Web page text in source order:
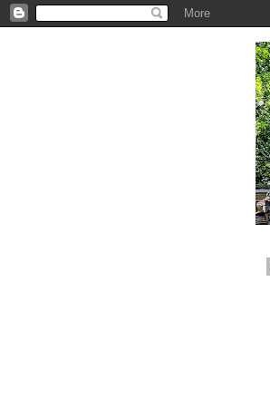
.